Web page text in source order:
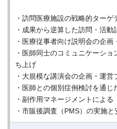
・訪問医療施設の戦略的ターゲ
・成果から逆算した訪問・活動
・医療従事者向け説明会の企画
・医師同士のコミュニケーシ
ち上げ
・大規模な講演会の企画・運営
・医師との個別症例検討を通
・副作用マネージメントによる
・市販後調査（PMS）の実施